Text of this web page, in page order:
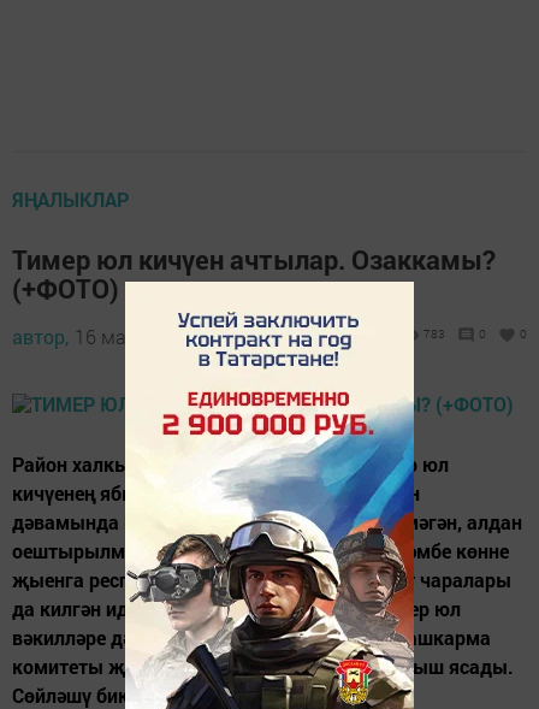
ЯҢАЛЫКЛАР
Тимер юл кичүен ачтылар. Озаккамы?
(+ФОТО)
автор, 16 март 2017 - 13:11 783 0 0
Район халкы Биектау станциясендәге тимер юл
кичүенең ябылуы хакында зарлана. Ике көн
дәвамында Биектауда яшәүчеләр килешенмәгән, алдан
оештырылмаган җыен уздырдылар. Чәршәмбе көнне
җыенга республика массакүләм мәгълүмат чаралары
да килгән иде. Бүген халык җыенында тимер юл
вәкилләре дә катнашты. Биектау районы Башкарма
комитеты җитәкчелеге халыкны яклап чыгыш ясады.
Сөйләшү бик югары...